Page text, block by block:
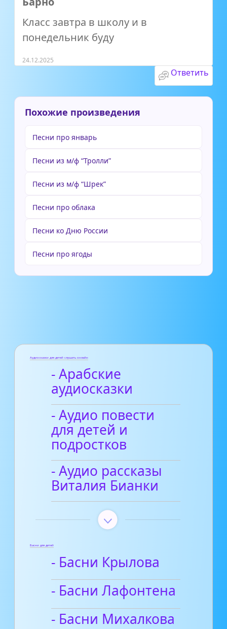
Класс завтра в школу и в
понедельник буду
24.12.2025
Ответить
Похожие произведения
Песни про январь
Песни из м/ф “Тролли”
Песни из м/ф “Шрек”
Песни про облака
Песни ко Дню России
Песни про ягоды
Аудиосказки для детей слушать онлайн
- Арабские
аудиосказки
- Аудио повести
для детей и
подростков
- Аудио рассказы
Виталия Бианки
Басни для детей
- Басни Крылова
- Басни Лафонтена
- Басни Михалкова